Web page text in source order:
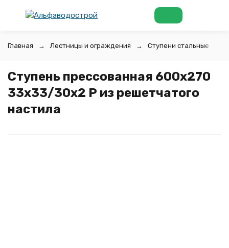
Главная Лестницы и ограждения Ступени стальные
Ступень прессованная 600х270
33х33/30х2 Р из решетчатого
настила